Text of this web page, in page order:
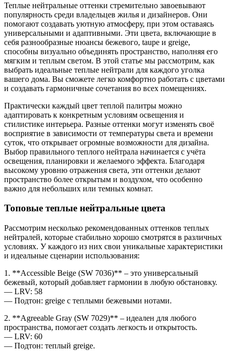
Теплые нейтральные оттенки стремительно завоевывают
популярность среди владельцев жилья и дизайнеров. Они
помогают создавать уютную атмосферу, при этом оставаясь
универсальными и адаптивными. Эти цвета, включающие в
себя разнообразные нюансы бежевого, taupe и greige,
способны визуально объединять пространство, наполняя его
мягким и теплым светом. В этой статье мы рассмотрим, как
выбрать идеальные теплые нейтрали для каждого уголка
вашего дома. Вы сможете легко комфортно работать с цветами
и создавать гармоничные сочетания во всех помещениях.
Практически каждый цвет теплой палитры можно
адаптировать к конкретным условиям освещения и
стилистике интерьера. Разные оттенки могут изменять своё
восприятие в зависимости от температуры света и времени
суток, что открывает огромные возможности для дизайна.
Выбор правильного теплого нейтрала начинается с учёта
освещения, планировки и желаемого эффекта. Благодаря
высокому уровню отражения света, эти оттенки делают
пространство более открытым и воздухом, что особенно
важно для небольших или темных комнат.
Топовые теплые нейтральные цвета
Рассмотрим несколько рекомендованных оттенков теплых
нейтралей, которые стабильно хорошо смотрятся в различных
условиях. У каждого из них свои уникальные характеристики
и идеальные сценарии использования:
1. **Accessible Beige (SW 7036)** – это универсальный
бежевый, который добавляет гармонии в любую обстановку.
— LRV: 58
— Подтон: greige с теплыми бежевыми нотами.
2. **Agreeable Gray (SW 7029)** – идеален для любого
пространства, помогает создать легкость и открытость.
— LRV: 60
— Подтон: теплый greige.